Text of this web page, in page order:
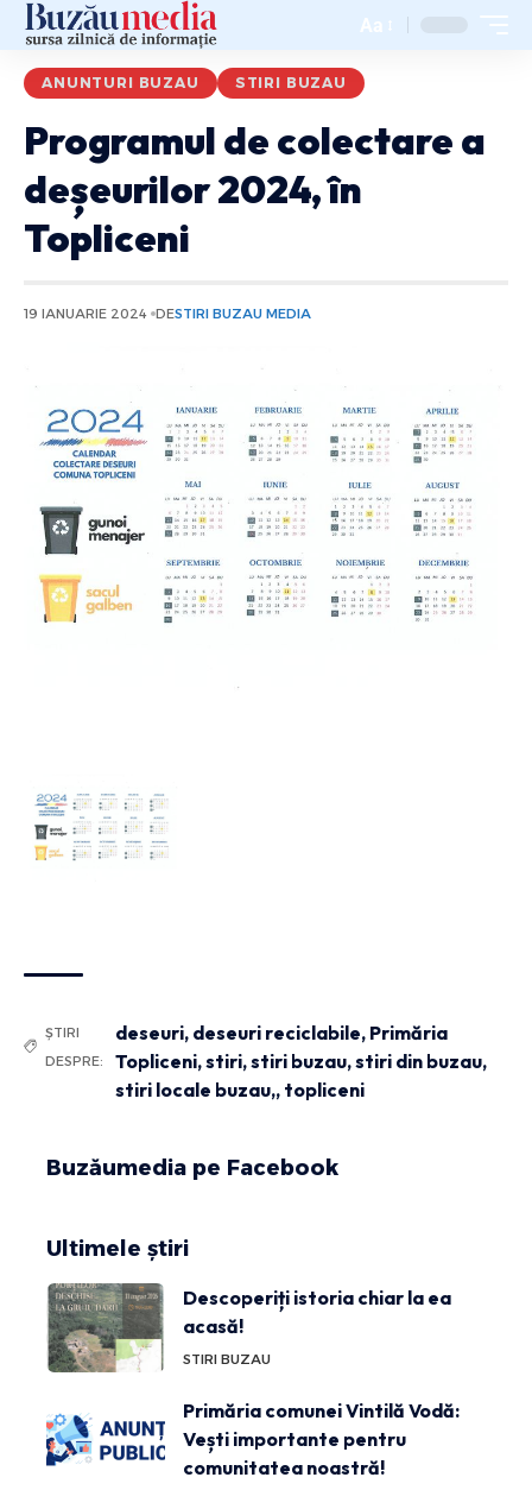
Aa
ANUNTURI BUZAU STIRI BUZAU
Programul de colectare a
deșeurilor 2024, în
Topliceni
19 IANUARIE 2024 DESTIRI BUZAU MEDIA
ȘTIRI
DESPRE:
deseuri, deseuri reciclabile, Primăria
Topliceni,stiri,stiri buzau,stiri din buzau,
stiri locale buzau,, topliceni
Buzăumedia pe Facebook
Ultimele știri
Descoperiți istoria chiar la ea
acasă!
STIRI BUZAU
Primăria comunei Vintilă Vodă:
Vești importante pentru
comunitatea noastră!